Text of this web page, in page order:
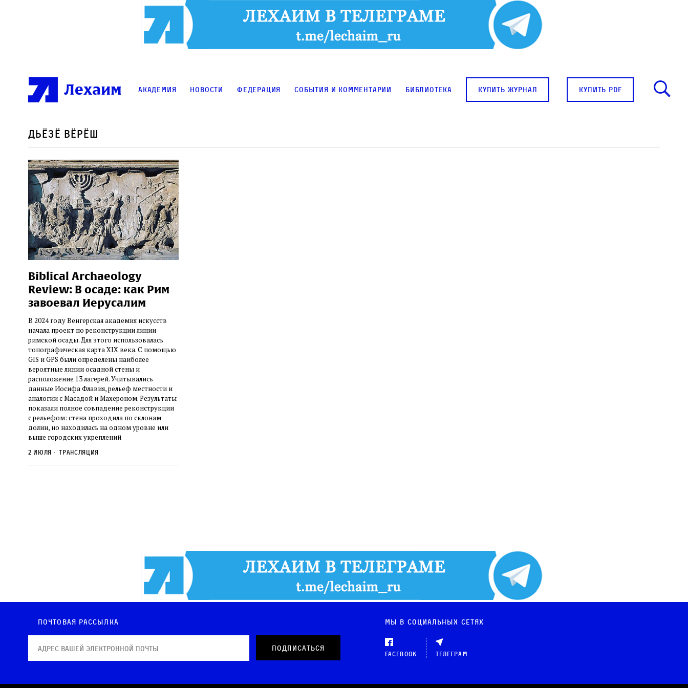
Лехаим Академия Новости Федерация События и комментарии Библиотека купить журнал купить pdf
Дьёзё Вёрёш
Biblical Archaeology
Review: В осаде: как Рим
завоевал Иерусалим
В 2024 году Венгерская академия искусств
начала проект по реконструкции линии
римской осады. Для этого использовалась
топографическая карта XIX века. С помощью
GIS и GPS были определены наиболее
вероятные линии осадной стены и
расположение 13 лагерей. Учитывались
данные Иосифа Флавия, рельеф местности и
аналогии с Масадой и Махероном. Результаты
показали полное совпадение реконструкции
с рельефом: стена проходила по склонам
долин, но находилась на одном уровне или
выше городских укреплений
2 июля трансляция
Почтовая рассылка Мы в социальных сетях
Facebook Телеграм